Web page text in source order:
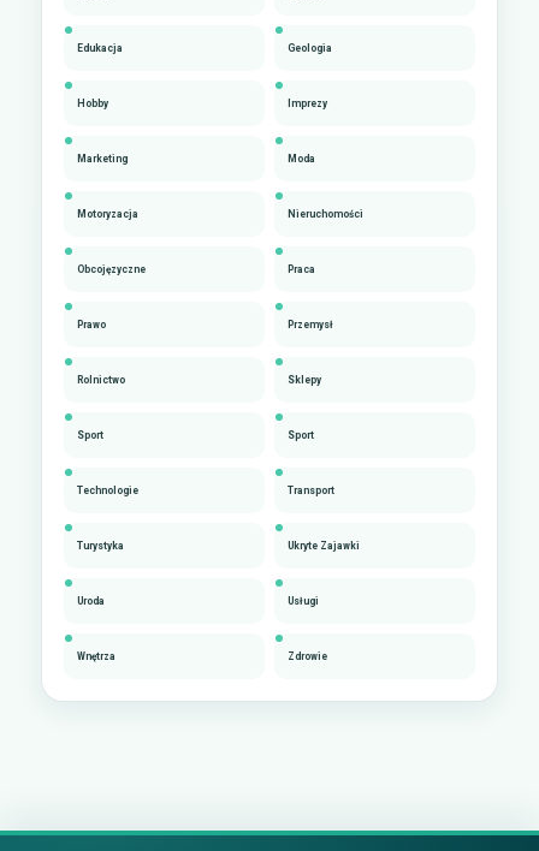
Edukacja Geologia
Hobby Imprezy
Marketing Moda
Motoryzacja Nieruchomości
Obcojęzyczne Praca
Prawo Przemysł
Rolnictwo Sklepy
Sport Sport
Technologie Transport
Turystyka Ukryte Zajawki
Uroda Usługi
Wnętrza Zdrowie